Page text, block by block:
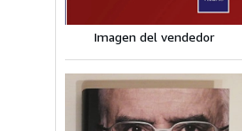
Imagen del vendedor